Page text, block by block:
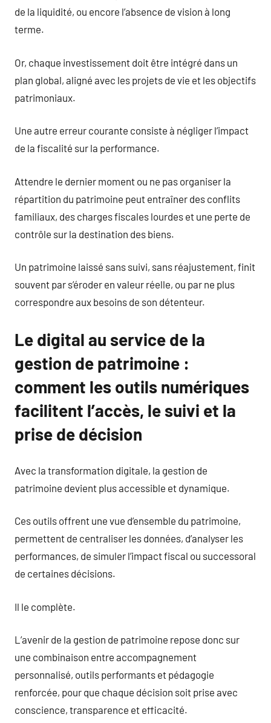
de la liquidité, ou encore l’absence de vision à long
terme.
Or, chaque investissement doit être intégré dans un
plan global, aligné avec les projets de vie et les objectifs
patrimoniaux.
Une autre erreur courante consiste à négliger l’impact
de la fiscalité sur la performance.
Attendre le dernier moment ou ne pas organiser la
répartition du patrimoine peut entraîner des conflits
familiaux, des charges fiscales lourdes et une perte de
contrôle sur la destination des biens.
Un patrimoine laissé sans suivi, sans réajustement, finit
souvent par s’éroder en valeur réelle, ou par ne plus
correspondre aux besoins de son détenteur.
Le digital au service de la
gestion de patrimoine :
comment les outils numériques
facilitent l’accès, le suivi et la
prise de décision
Avec la transformation digitale, la gestion de
patrimoine devient plus accessible et dynamique.
Ces outils offrent une vue d’ensemble du patrimoine,
permettent de centraliser les données, d’analyser les
performances, de simuler l’impact fiscal ou successoral
de certaines décisions.
Il le complète.
L’avenir de la gestion de patrimoine repose donc sur
une combinaison entre accompagnement
personnalisé, outils performants et pédagogie
renforcée, pour que chaque décision soit prise avec
conscience, transparence et efficacité.